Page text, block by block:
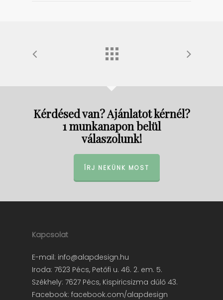
Kérdésed van? Ajánlatot kérnél?
1 munkanapon belül
válaszolunk!
ÍRJ NEKÜNK MOST
Kapcsolat
E-mail: info@alapdesign.hu
Iroda: 7623 Pécs, Petőfi u. 46. 2. em. 5.
Székhely: 7627 Pécs, Kispiricsizma dűlő 43.
Facebook: facebook.com/alapdesign